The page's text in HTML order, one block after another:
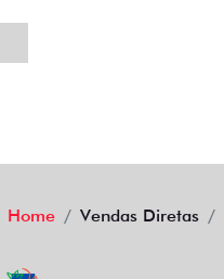
Home Vendas Diretas